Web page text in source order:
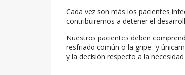
Cada vez son más los pacientes
contribuiremos a detener el
Nuestros pacientes deben
resfriado común o la gripe- y
y la decisión respecto a la